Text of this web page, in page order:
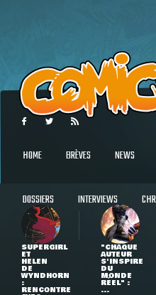
HOME BRÈVES NEWS
DOSSIERS INTERVIEWS
SUPERGIRL
ET
HELEN
DE
WYNDHORN
:
RENCONTRE
"CHAQUE
AUTEUR
S'INSPIRE
DU
MONDE
RÉEL" :
...